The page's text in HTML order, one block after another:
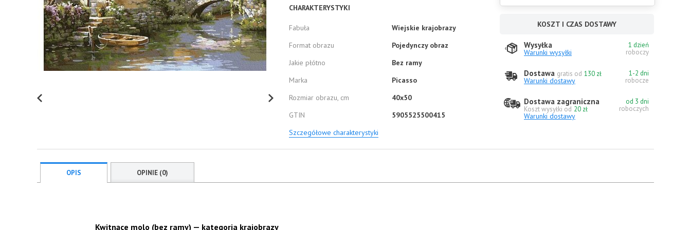
CHARAKTERYSTYKI
Fabuła
Wiejskie krajobrazy
Format obrazu
Pojedynczy obraz
Jakie płótno
Bez ramy
Marka
Picasso
Rozmiar obrazu, cm
40x50
GTIN
5905525500415
Szczegółowe charakterystyki
KOSZT I CZAS DOSTAWY
Wysyłka
Warunki wysyłki
1 dzień
roboczy
Dostawa gratis od 130 zł
Warunki dostawy
1-2 dni
robocze
Dostawa zagraniczna
Koszt wysyłki od 20 zł
Warunki dostawy
od 3 dni
roboczych
OPIS OPINIE (0)
Kwitnące molo (bez ramy) — kategoria krajobrazy